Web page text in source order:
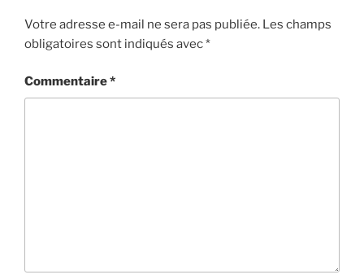
Votre adresse e-mail ne sera pas publiée. Les champs
obligatoires sont indiqués avec*
Commentaire*